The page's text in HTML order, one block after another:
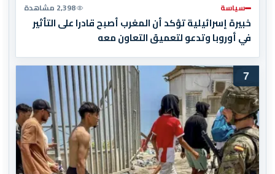
سياسة 2,398 مشاهدة
خبيرة إسرائيلية تؤكد أن المغرب أصبح قادرا على التأثير
في أوروبا وتدعو لتعميق التعاون معه
7